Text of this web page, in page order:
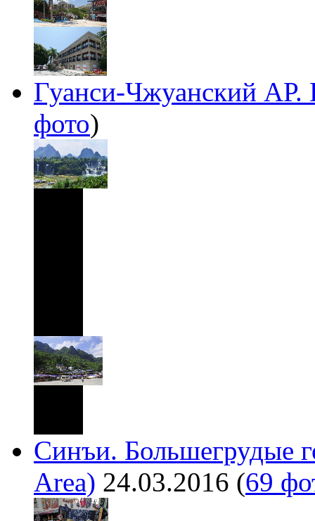
Гуанси-Чжуанский АР.
фото)
Синъи. Большегрудые
Area) 24.03.2016 (69